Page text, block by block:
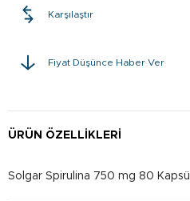
Karşılaştır
Fiyat Düşünce Haber Ver
ÜRÜN ÖZELLIKLERI
Solgar Spirulina 750 mg 80 Kapsül